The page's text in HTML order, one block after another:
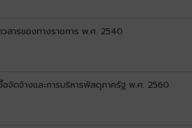
ารของทางราชการ พ.ศ. 2540
ดจ้างและการบริหารพัสดุภาครัฐ พ.ศ. 2560